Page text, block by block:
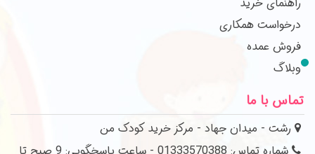
درخواست همکاری
فروش عمده
وبلاگ
تماس با ما
رشت - میدان جهاد - مرکز خرید کودک من